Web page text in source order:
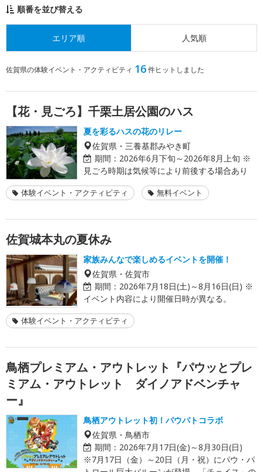
順番を並び替える
エリア順 人気順
佐賀県の体験イベント・アクティビティ 16件ヒットしました
【花・見ごろ】千栗土居公園のハス
夏を彩るハスの花のリレー
佐賀県・三養基郡みやき町
期間： 2026年6月下旬～2026年8月上旬 ※
見ごろ時期は気候等により前後する場合あり
体験イベント・アクティビティ 無料イベント
佐賀城本丸の夏休み
家族みんなで楽しめるイベントを開催！
佐賀県・佐賀市
期間： 2026年7月18日(土)～8月16日(日) ※
イベント内容により開催日時が異なる。
体験イベント・アクティビティ
鳥栖プレミアム・アウトレット『パウッとプレ
ミアム・アウトレット ダイノアドベンチャ
ー』
鳥栖アウトレット初！パウパトコラボ
佐賀県・鳥栖市
期間： 2026年7月17日(金)～8月30日(日)
※7月17日（金）～20日（月・祝）にパウ・パ